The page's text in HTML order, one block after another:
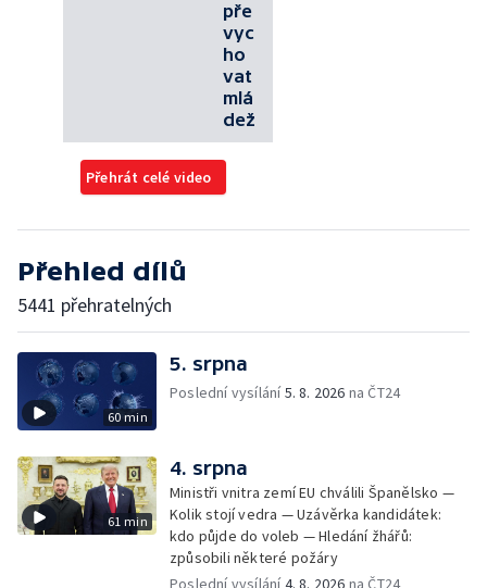
pře
vyc
ho
vat
mlá
dež
Přehrát celé video
Přehled dílů
5441 přehratelných
60 min
5. srpna
Poslední vysílání5. 8. 2026 na ČT24
61 min
4. srpna
Ministři vnitra zemí EU chválili Španělsko —
Kolik stojí vedra — Uzávěrka kandidátek:
kdo půjde do voleb — Hledání žhářů:
způsobili některé požáry
Poslední vysílání4. 8. 2026 na ČT24